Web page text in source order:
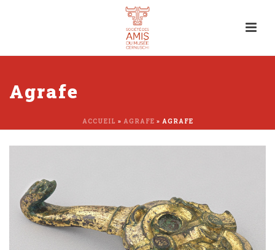
Agrafe
ACCUEIL » AGRAFE » AGRAFE